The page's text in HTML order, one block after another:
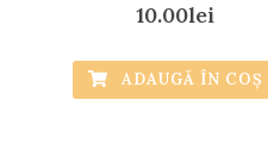
10.00lei
ADAUGĂ ÎN COȘ